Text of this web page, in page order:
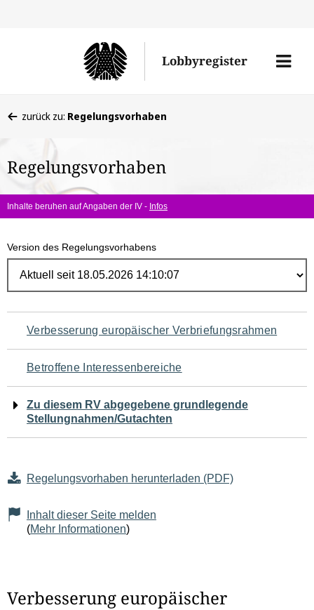
Lobbyregister
Menü
befinden
hier:
zurück zu: Regelungsvorhaben
Regelungsvorhaben
Inhalte beruhen auf Angaben der IV - Infos
Version des Regelungsvorhabens
Navigation
für
den
Seiteninhalt
Verbesserung europäischer Verbriefungsrahmen
Betroffene Interessenbereiche
Zu diesem RV abgegebene grundlegende
Stellungnahmen/Gutachten
Regelungsvorhaben herunterladen (PDF)
Inhalt dieser Seite melden
(Mehr Informationen)
Verbesserung europäischer